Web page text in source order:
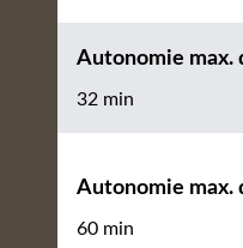
Autonomie max.
32 min
Autonomie max.
60 min